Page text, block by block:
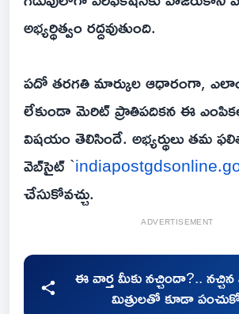
అభ్యర్థిత్వం రద్దవుతుంది.
పదో తరగతి మార్కుల ఆధారంగా,
లేకుండా మెరిట్ ప్రాతిపదికన ఈ
విషయం తెలిసిందే. అభ్యర్థులు తమ
వెబ్‌సైట్ `
చేసుకోవచ్చు.
ADVERTISEMENT
ఈ వార్త మీకు నచ్చిందా?..
మిత్రులతో కూడా